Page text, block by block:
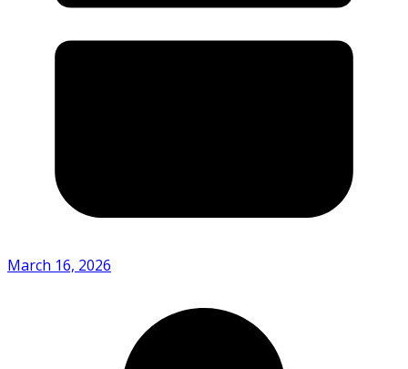
March 16, 2026